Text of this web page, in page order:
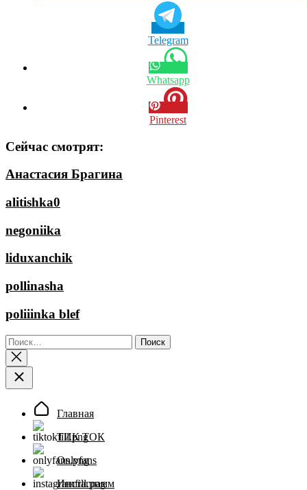
Telegram
Whatsapp
Pinterest
Сейчас смотрят:
Анастасия Брагина
alitishka0
negoniika
liduxanchik
pollinasha
poliiinka blef
Найти:
Главная
ТИК ТОК
Onlyfans
Инстаграмм